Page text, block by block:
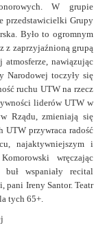
W grupie
przedstawicielki Grupy
Było to ogromnym
z zaprzyjaźnioną grupą
nawiązując
Narodowej toczyły się
ruchu UTW na rzecz
liderów UTW w
Rządu, zmieniają się
UTW przywraca radość
najaktywniejszym i
wręczając
buł wspaniały recital
pani Ireny Santor. Teatr
tych 65+.